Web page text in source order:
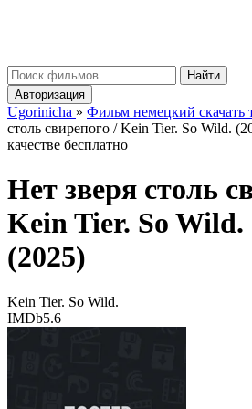
Найти
Авторизация
Ugorinicha » Фильм немецкий скачать
столь свирепого / Kein Tier. So Wild.
качестве бесплатно
Нет зверя столь
Kein Tier. So Wild.
(2025)
Kein Tier. So Wild.
IMDb5.6